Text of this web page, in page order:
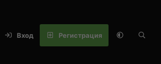
Вход Регистрация